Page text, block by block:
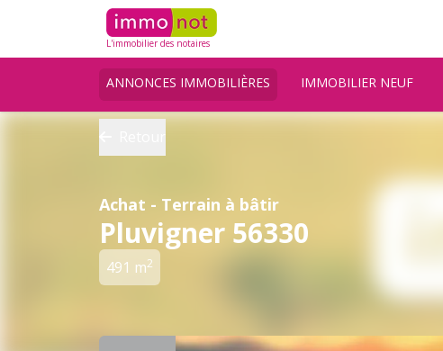
L'immobilier des notaires
ANNONCES IMMOBILIÈRES IMMOBILIER NEUF
Achat - Terrain à bâtir
Pluvigner 56330
491 m2